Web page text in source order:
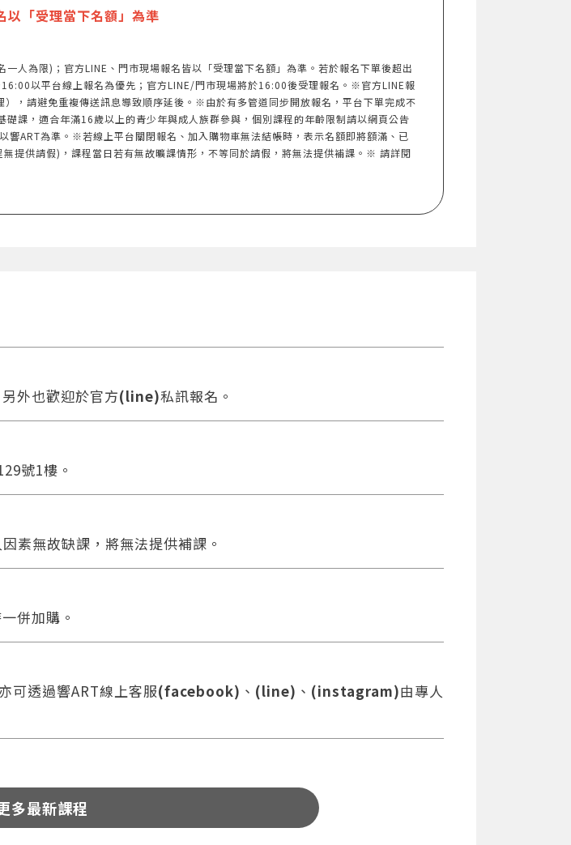
照信件中的指示重新登入。
號重複登入，
以「受理當下名額」為準
人為限)；官方LINE、門市現場報名皆以「受理當下名額」為準。若於報名下單後超出
以平台線上報名為優先；官方LINE/門市現場將於16:00後受理報名。※官方LINE報
，請避免重複傳送訊息導致順序延後。※由於有多管道同步開放報名，平台下單完成不
課，適合年滿16歲以上的青少年與成人族群參與，個別課程的年齡限制請以網頁公告
ART為準。※若線上平台關閉報名、加入購物車無法結帳時，表示名額即將額滿、已
提供請假)，課程當日若有無故曠課情形，不等同於請假，將無法提供補課。※ 請詳閱
外也歡迎於官方(line)私訊報名。
號1樓。
素無故缺課，將無法提供補課。
併加購。
可透過響ART線上客服(facebook) 、 (line) 、 (instagram)由專人
多最新課程